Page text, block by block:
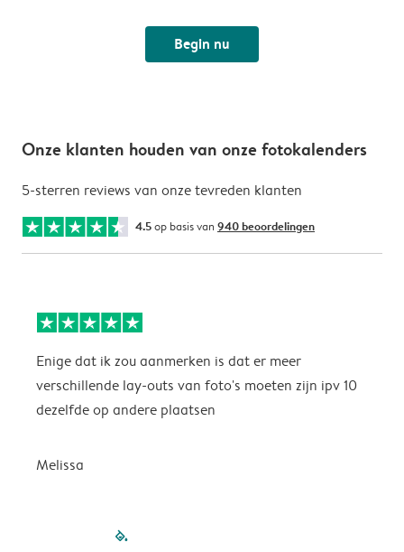
Begin nu
Onze klanten houden van onze fotokalenders
5-sterren reviews van onze tevreden klanten
4.5op basis van 940 beoordelingen
Enige dat ik zou aanmerken is dat er meer
verschillende lay-outs van foto's moeten zijn ipv 10
dezelfde op andere plaatsen
Melissa
filled-pagination